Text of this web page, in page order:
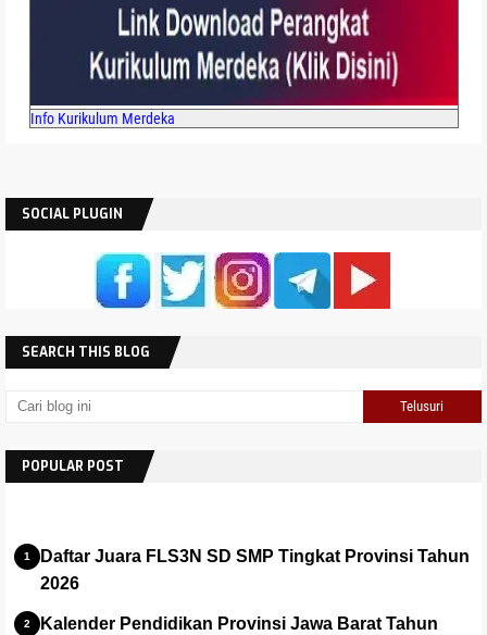
Info Kurikulum Merdeka
SOCIAL PLUGIN
SEARCH THIS BLOG
POPULAR POST
Daftar Juara FLS3N SD SMP Tingkat Provinsi Tahun
2026
Kalender Pendidikan Provinsi Jawa Barat Tahun